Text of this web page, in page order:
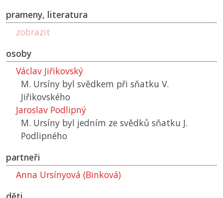
prameny, literatura
zobrazit
osoby
Václav Jiřikovský
M. Ursíny byl svědkem při sňatku V.
Jiřikovského
Jaroslav Podlipný
M. Ursíny byl jedním ze svědků sňatku J.
Podlipného
partneři
Anna Ursínyová (Binková)